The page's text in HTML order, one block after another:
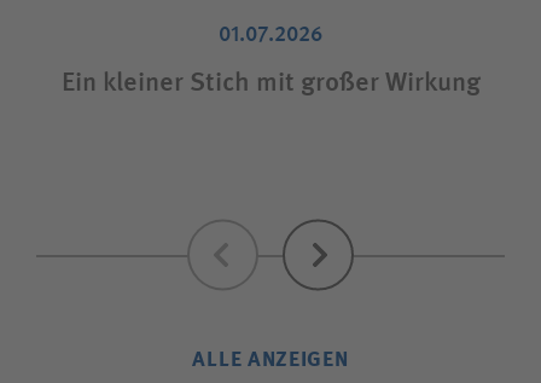
01.07.2026
Ein kleiner Stich mit großer Wirkung
Zurück Weiter
ALLE ANZEIGEN